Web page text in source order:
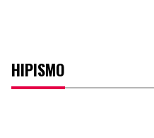
HIPISMO